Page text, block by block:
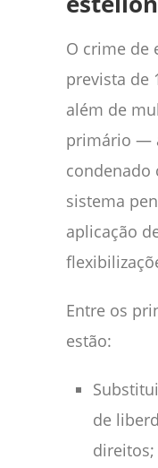
O crime de
prevista de
além de
primário —
sistema
aplicação
Entre os
estão:
de
direitos;